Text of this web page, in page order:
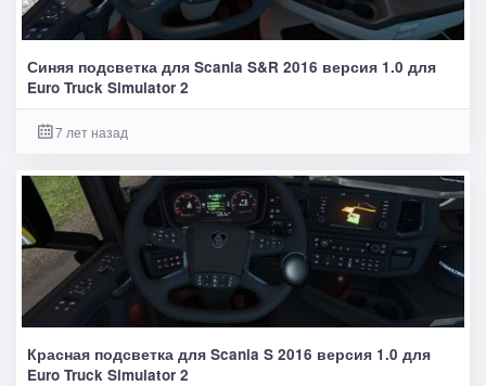
Синяя подсветка для Scania S&R 2016 версия 1.0 для
Euro Truck Simulator 2
7 лет назад
Красная подсветка для Scania S 2016 версия 1.0 для
Euro Truck Simulator 2